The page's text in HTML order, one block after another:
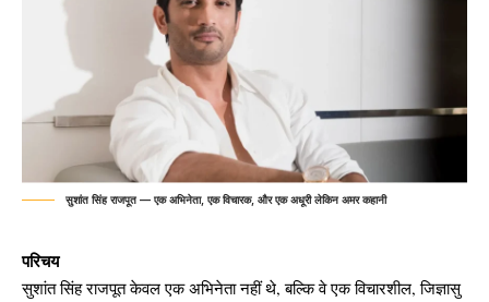
सुशांत सिंह राजपूत — एक अभिनेता, एक विचारक, और एक अधूरी लेकिन अमर कहानी
परिचय
सुशांत सिंह राजपूत केवल एक अभिनेता नहीं थे, बल्कि वे एक विचारशील, जिज्ञासु